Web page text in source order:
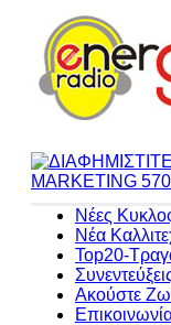
Νέες
Νέα
Top20-
Ακούστε